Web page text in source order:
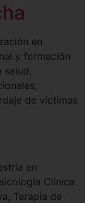
en
y formación
salud,
de víctimas
en
Clínica
Terapia de